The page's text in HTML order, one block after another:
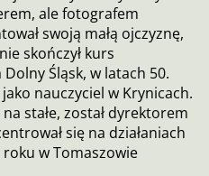
ale fotografem
swoją małą ojczyznę,
skończył kurs
Śląsk, w latach 50.
nauczyciel w Krynicach.
stałe, został dyrektorem
się na działaniach
roku w Tomaszowie